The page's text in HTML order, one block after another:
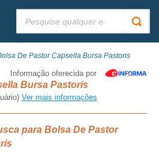
De Pastor Capsella Bursa Pastoris
Informação oferecida por
Bursa Pastoris
Ver mais informações
para Bolsa De Pastor